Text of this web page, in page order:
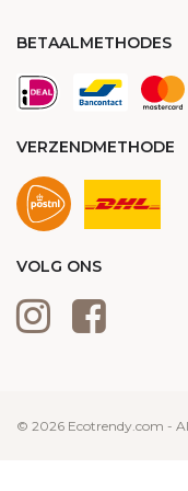
BETAALMETHODES
VERZENDMETHODE
VOLG ONS
© 2026 Ecotrendy.com -